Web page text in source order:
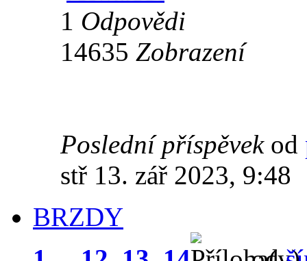
1 Odpovědi
14635 Zobrazení
Poslední příspěvek od
stř 13. zář 2023, 9:48
BRZDY